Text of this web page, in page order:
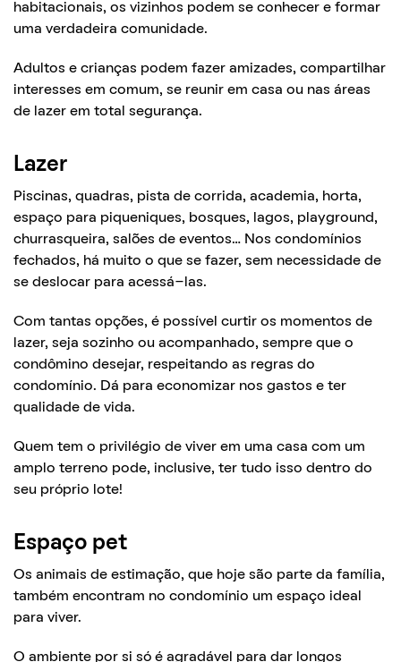
habitacionais, os vizinhos podem se conhecer e formar
uma verdadeira comunidade.
Adultos e crianças podem fazer amizades, compartilhar
interesses em comum, se reunir em casa ou nas áreas
de lazer em total segurança.
Lazer
Piscinas, quadras, pista de corrida, academia, horta,
espaço para piqueniques, bosques, lagos, playground,
churrasqueira, salões de eventos… Nos condomínios
fechados, há muito o que se fazer, sem necessidade de
se deslocar para acessá-las.
Com tantas opções, é possível curtir os momentos de
lazer, seja sozinho ou acompanhado, sempre que o
condômino desejar, respeitando as regras do
condomínio. Dá para economizar nos gastos e ter
qualidade de vida.
Quem tem o privilégio de viver em uma casa com um
amplo terreno pode, inclusive, ter tudo isso dentro do
seu próprio lote!
Espaço pet
Os animais de estimação, que hoje são parte da família,
também encontram no condomínio um espaço ideal
para viver.
O ambiente por si só é agradável para dar longos